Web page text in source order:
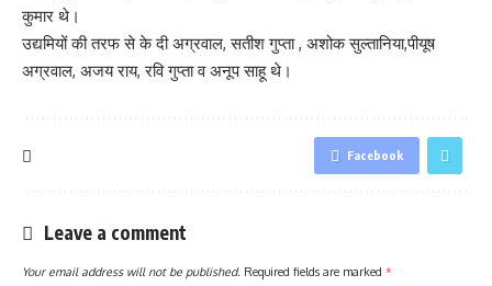
कुमार थे।
उद्यमियों की तरफ से के दी अग्रवाल, सतीश गुप्ता , अशोक सुल्तानिया,पीयूष
अग्रवाल, अजय राय, रवि गुप्ता व अनूप साहू थे।
Facebook
Leave a comment
Your email address will not be published. Required fields are marked *